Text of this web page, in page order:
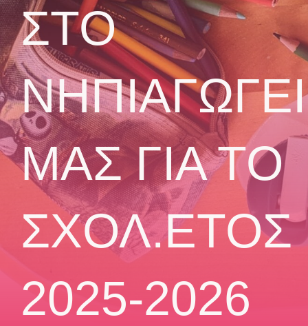
ΣΤΟ
ΜΑΣ ΓΙΑ ΤΟ
ΣΧΟΛ.ΕΤΟΣ
2025-2026